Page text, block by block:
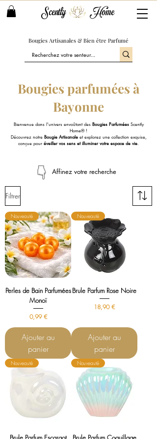
Scently Home
Bougies Artisanales & Bien être Parfumé
Bougies parfumées à
Bayonne
Bienvenue dans l'univers envoûtant des Bougies ParfuméesScently
Home® !
Découvrez notre Bougie Artisanaleet explorez une collection exquise,
conçue pour éveiller vos sens et illuminer votre espace de vie.
Affinez votre recherche
Filtrer
Nouveauté
Perles de Bain Parfumées
Monoï
Prix
0,99 €
Ajouter au
panier
Nouveauté
Brule Parfum Rose Noire
Prix
18,90 €
Ajouter au
panier
Nouveauté Nouveauté